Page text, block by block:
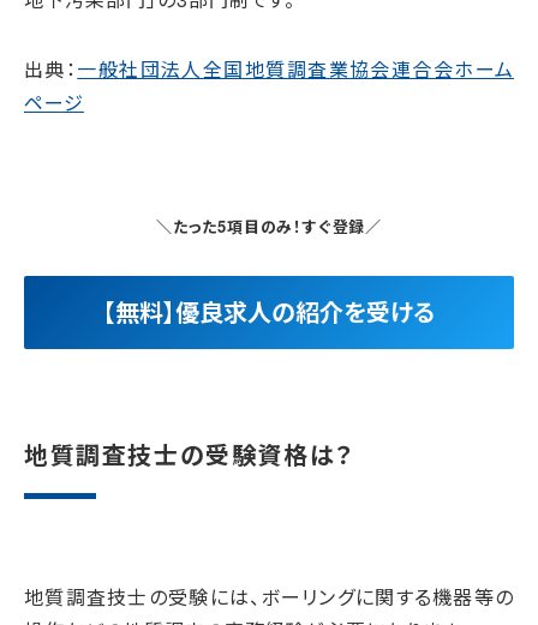
出典：一般社団法人全国地質調査業協会連合会ホーム
ページ
＼たった5項目のみ！すぐ登録／
【無料】優良求人の紹介を受ける
地質調査技士の受験資格は？
地質調査技士の受験には、ボーリングに関する機器等の